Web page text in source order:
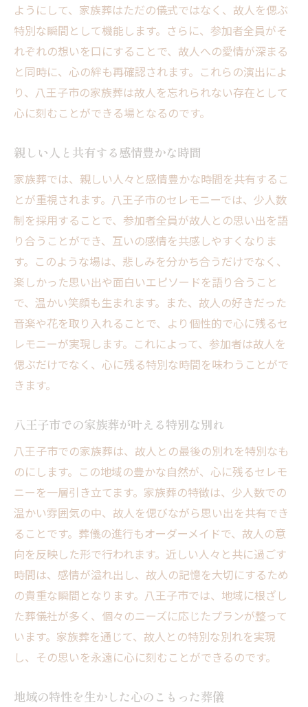
ようにして、家族葬はただの儀式ではなく、故人を偲ぶ
特別な瞬間として機能します。さらに、参加者全員がそ
れぞれの想いを口にすることで、故人への愛情が深まる
と同時に、心の絆も再確認されます。これらの演出によ
り、八王子市の家族葬は故人を忘れられない存在として
心に刻むことができる場となるのです。
親しい人と共有する感情豊かな時間
家族葬では、親しい人々と感情豊かな時間を共有するこ
とが重視されます。八王子市のセレモニーでは、少人数
制を採用することで、参加者全員が故人との思い出を語
り合うことができ、互いの感情を共感しやすくなりま
す。このような場は、悲しみを分かち合うだけでなく、
楽しかった思い出や面白いエピソードを語り合うこと
で、温かい笑顔も生まれます。また、故人の好きだった
音楽や花を取り入れることで、より個性的で心に残るセ
レモニーが実現します。これによって、参加者は故人を
偲ぶだけでなく、心に残る特別な時間を味わうことがで
きます。
八王子市での家族葬が叶える特別な別れ
八王子市での家族葬は、故人との最後の別れを特別なも
のにします。この地域の豊かな自然が、心に残るセレモ
ニーを一層引き立てます。家族葬の特徴は、少人数での
温かい雰囲気の中、故人を偲びながら思い出を共有でき
ることです。葬儀の進行もオーダーメイドで、故人の意
向を反映した形で行われます。近しい人々と共に過ごす
時間は、感情が溢れ出し、故人の記憶を大切にするため
の貴重な瞬間となります。八王子市では、地域に根ざし
た葬儀社が多く、個々のニーズに応じたプランが整って
います。家族葬を通じて、故人との特別な別れを実現
し、その思いを永遠に心に刻むことができるのです。
地域の特性を生かした心のこもった葬儀